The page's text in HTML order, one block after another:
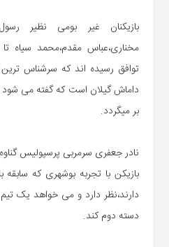
بازیکنان غیر بومی نظیر رسول
مخناری،عباس مقدم،محمد سیاه
توافق رسیده اند که سرشناس ترین
داماش گیلان است که گفته می
بر میگردد.
نادر جعفری سرمربی پرسپولیس
بازیکن با تجربه بوشهری که سابقه
دارند،نظر دارد و می خواهد یک تیم
دسته دوم کند.